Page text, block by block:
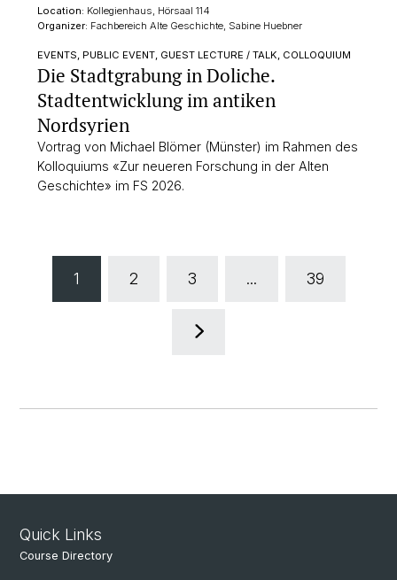
Location: Kollegienhaus, Hörsaal 114
Organizer: Fachbereich Alte Geschichte, Sabine Huebner
EVENTS, PUBLIC EVENT, GUEST LECTURE / TALK, COLLOQUIUM
Die Stadtgrabung in Doliche.
Stadtentwicklung im antiken
Nordsyrien
Vortrag von Michael Blömer (Münster) im Rahmen des
Kolloquiums «Zur neueren Forschung in der Alten
Geschichte» im FS 2026.
1 2 3 ... 39
Quick Links
Course Directory